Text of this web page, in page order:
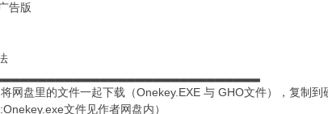
告版
网盘里的文件一起下载（Onekey.EXE 与 GHO文件），复制
文件见作者网盘内）